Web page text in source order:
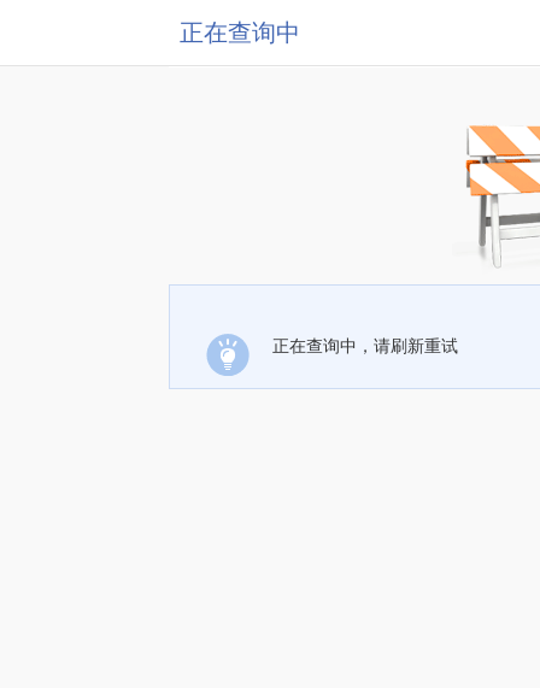
正在查询中
正在查询中，请刷新重试